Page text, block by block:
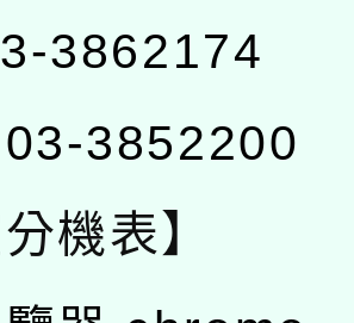
3862174
3852200
機表】